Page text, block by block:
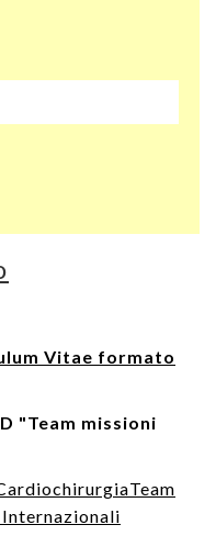
Vitae formato
"Team missioni
Team